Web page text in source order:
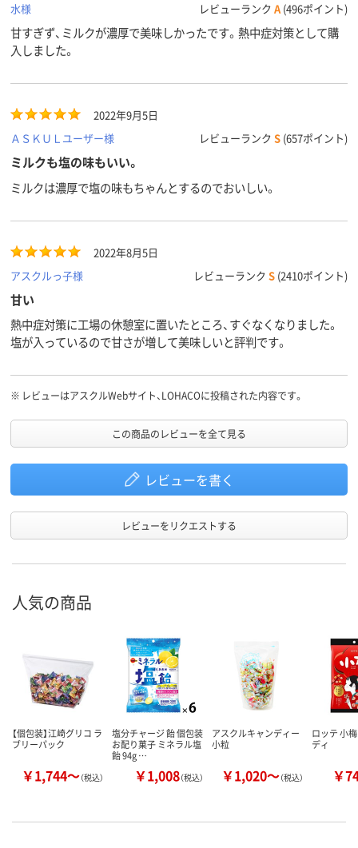
水様
レビューランク A (496ポイント)
甘すぎず、ミルクが濃厚で美味しかったです。熱中症対策として購
入しました。
2022年9月5日
ＡＳＫＵＬユーザー様
レビューランク S (657ポイント)
ミルクも塩の味もいい。
ミルクは濃厚で塩の味もちゃんとするのでおいしい。
2022年8月5日
アスクルっ子様
レビューランク S (2410ポイント)
甘い
熱中症対策に工場の休憩室に置いたところ、すぐなくなりました。
塩が入っているので甘さが増して美味しいと評判です。
※ レビューはアスクルWebサイト、LOHACOに投稿された内容です。
この商品のレビューを全て見る
レビューを書く
レビューをリクエストする
人気の商品
【個包装】江崎グリコ ラ
ブリーパック
￥1,744～（税込）
塩分チャージ 飴 個包装
お配り菓子 ミネラル塩
飴 94g …
￥1,008（税込）
アスクルキャンディー
小粒
￥1,020～（税込）
ロッテ 小
ディ
￥